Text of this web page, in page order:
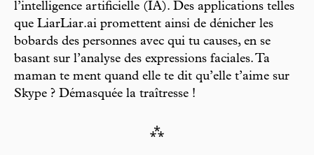
l’intelligence artificielle (IA). Des applications telles
que LiarLiar.ai promettent ainsi de dénicher les
bobards des personnes avec qui tu causes, en se
basant sur l’analyse des expressions faciales. Ta
maman te ment quand elle te dit qu’elle t’aime sur
Skype ? Démasquée la traîtresse !
⁂